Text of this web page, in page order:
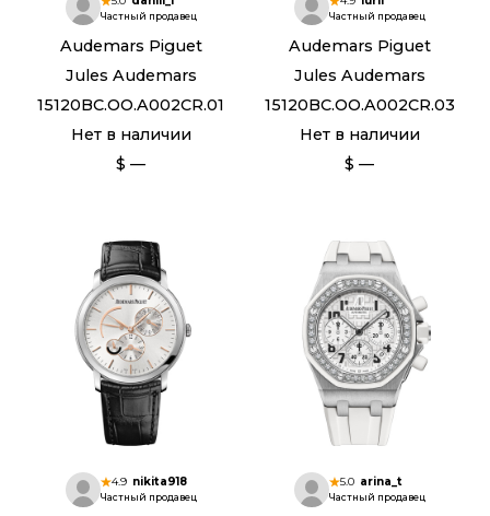
Частный продавец
Audemars Piguet
Jules Audemars
15120BC.OO.A002CR.01
Нет в наличии
$ —
Частный продавец
Audemars Piguet
Jules Audemars
15120BC.OO.A002CR.03
Нет в наличии
$ —
4.9 nikita918
Частный продавец
5.0 arina_t
Частный продавец